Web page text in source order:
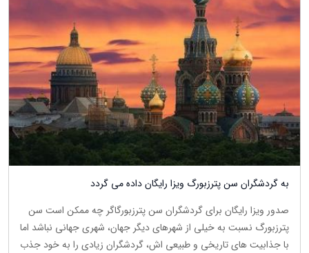
به گردشگران سن پترزبورگ ویزا رایگان داده می گردد
صدور ویزا رایگان برای گردشگران سن پترزبورگاگر چه ممکن است سن
پترزبورگ نسبت به خیلی از شهرهای دیگر جهان، شهری جهانی نباشد اما
با جذابیت های تاریخی و طبیعی اش، گردشگران زیادی را به خود جذب